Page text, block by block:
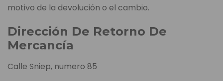
motivo de la devolución o el cambio.
Dirección De Retorno De
Mercancía
Calle Sniep, numero 85